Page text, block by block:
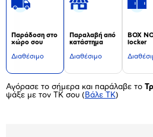
Παράδοση στο
χώρο σου
Διαθέσιμο
Παραλαβή από
κατάστημα
Διαθέσιμο
BOX
locker
Αγόρασε το σήμερα και παράλαβε το
ψάξε με τον ΤΚ σου ( Βάλε ΤΚ)